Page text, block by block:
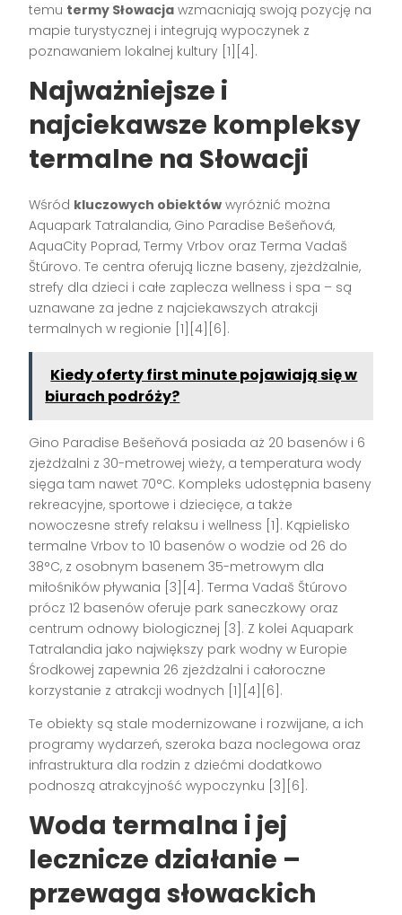
temu termy Słowacja wzmacniają swoją pozycję na
mapie turystycznej i integrują wypoczynek z
poznawaniem lokalnej kultury [1][4] .
Najważniejsze i
najciekawsze kompleksy
termalne na Słowacji
Wśród kluczowych obiektów wyróżnić można
Aquapark Tatralandia, Gino Paradise Bešeňová,
AquaCity Poprad, Termy Vrbov oraz Terma Vadaš
Štúrovo. Te centra oferują liczne baseny, zjeżdżalnie,
strefy dla dzieci i całe zaplecza wellness i spa – są
uznawane za jedne z najciekawszych atrakcji
termalnych w regionie [1][4][6] .
Kiedy oferty first minute pojawiają się w
biurach podróży?
Gino Paradise Bešeňová posiada aż 20 basenów i 6
zjeżdżalni z 30-metrowej wieży, a temperatura wody
sięga tam nawet 70°C. Kompleks udostępnia baseny
rekreacyjne, sportowe i dziecięce, a także
nowoczesne strefy relaksu i wellness [1] . Kąpielisko
termalne Vrbov to 10 basenów o wodzie od 26 do
38°C, z osobnym basenem 35-metrowym dla
miłośników pływania [3][4] . Terma Vadaš Štúrovo
prócz 12 basenów oferuje park saneczkowy oraz
centrum odnowy biologicznej [3] . Z kolei Aquapark
Tatralandia jako największy park wodny w Europie
Środkowej zapewnia 26 zjeżdżalni i całoroczne
korzystanie z atrakcji wodnych [1][4][6] .
Te obiekty są stale modernizowane i rozwijane, a ich
programy wydarzeń, szeroka baza noclegowa oraz
infrastruktura dla rodzin z dziećmi dodatkowo
podnoszą atrakcyjność wypoczynku [3][6] .
Woda termalna i jej
lecznicze działanie –
przewaga słowackich